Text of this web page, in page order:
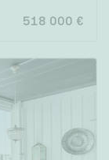
518 000 €